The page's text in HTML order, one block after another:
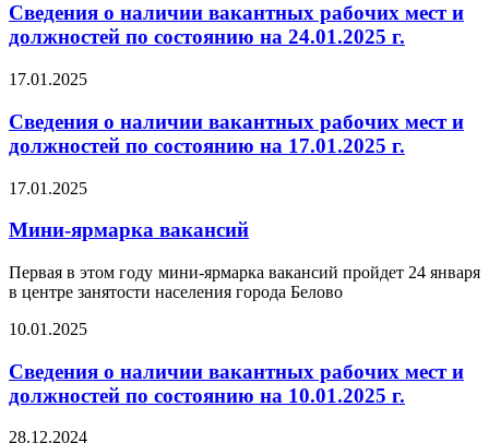
Сведения о наличии вакантных рабочих мест и
должностей по состоянию на 24.01.2025 г.
17.01.2025
Сведения о наличии вакантных рабочих мест и
должностей по состоянию на 17.01.2025 г.
17.01.2025
Мини-ярмарка вакансий
Первая в этом году мини-ярмарка вакансий пройдет 24 января
в центре занятости населения города Белово
10.01.2025
Сведения о наличии вакантных рабочих мест и
должностей по состоянию на 10.01.2025 г.
28.12.2024